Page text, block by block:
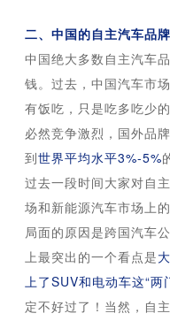
二、中国的自主汽车品
中国绝大多数自主汽车
钱。过去，中国汽车市
有饭吃，只是吃多吃少
必然竞争激烈，国外品
到世界平均水平3%-5%
过去一段时间大家对自
场和新能源汽车市场上
局面的原因是跨国汽车
上最突出的一个看点是
上了SUV和电动车这“两
定不好过了！当然，自